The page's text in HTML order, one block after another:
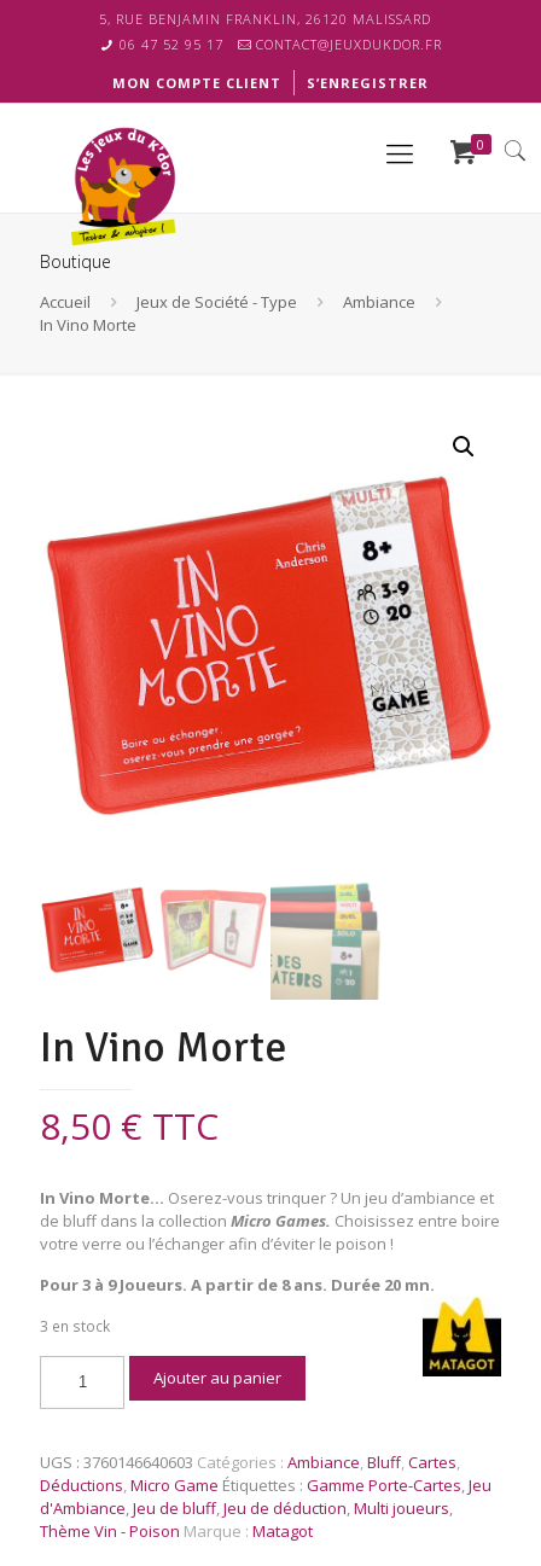
5, RUE BENJAMIN FRANKLIN, 26120 MALISSARD
06 47 52 95 17
CONTACT@JEUXDUKDOR.FR
MON COMPTE CLIENT S’ENREGISTRER
0
Boutique
Accueil Jeux de Société - Type
Ambiance
In Vino Morte
In Vino Morte
8,50 € TTC
In Vino Morte… Oserez-vous trinquer ? Un jeu d’ambiance et
de bluff dans la collection Micro Games. Choisissez entre boire
votre verre ou l’échanger afin d’éviter le poison !
Pour 3 à 9 Joueurs. A partir de 8 ans. Durée 20 mn.
3 en stock
In
Morte
Ajouter au panier
UGS : 3760146640603 Catégories : Ambiance,Bluff,Cartes,
Déductions,Micro Game Étiquettes : Gamme Porte-Cartes,Jeu
d'Ambiance,Jeu de bluff,Jeu de déduction,Multi joueurs,
Thème Vin - Poison Marque : Matagot